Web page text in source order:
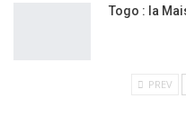
Togo : la
PREV